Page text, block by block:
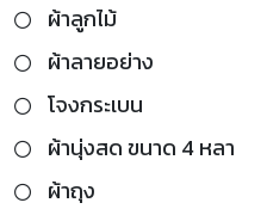
ผ้าลูกไม้
ผ้าลายอย่าง
โจงกระเบน
ผ้านุ่งสด ขนาด 4 หลา
ผ้าถุง